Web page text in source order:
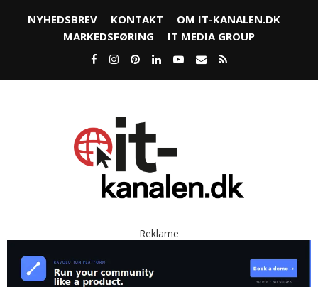
NYHEDSBREV KONTAKT
OM IT-KANALEN.DK
MARKEDSFØRING
IT MEDIA GROUP
Reklame